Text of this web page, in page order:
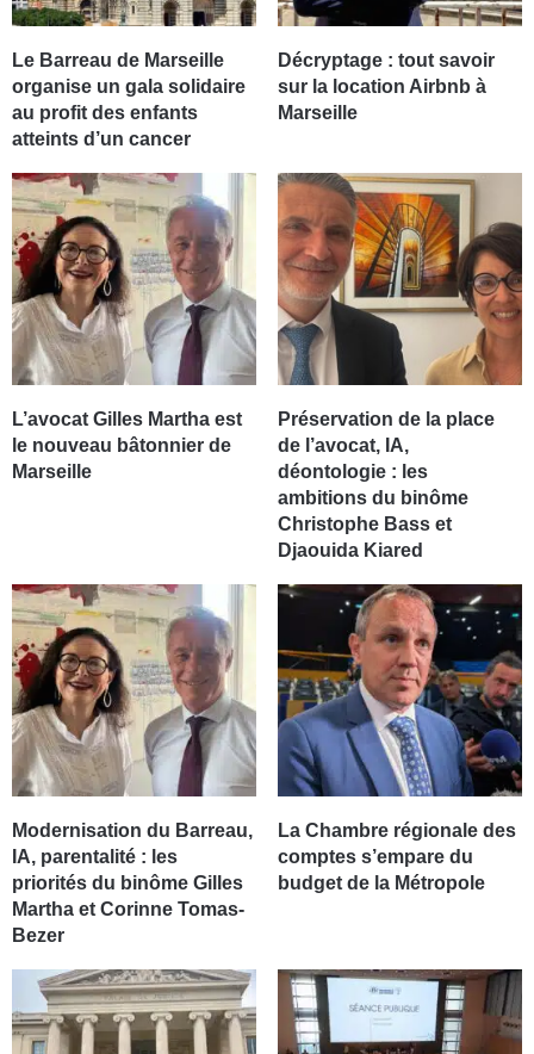
Le Barreau de Marseille
organise un gala solidaire
au profit des enfants
atteints d’un cancer
Décryptage : tout savoir
sur la location Airbnb à
Marseille
L’avocat Gilles Martha est
le nouveau bâtonnier de
Marseille
Préservation de la place
de l’avocat, IA,
déontologie : les
ambitions du binôme
Christophe Bass et
Djaouida Kiared
Modernisation du Barreau,
IA, parentalité : les
priorités du binôme Gilles
Martha et Corinne Tomas-
Bezer
La Chambre régionale des
comptes s’empare du
budget de la Métropole